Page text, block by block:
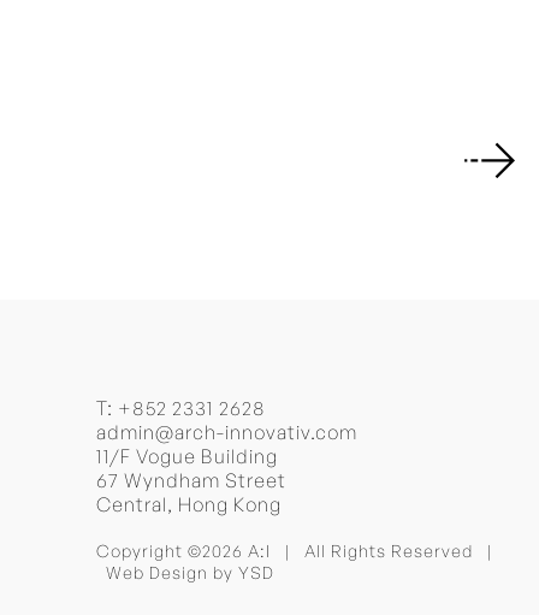
T: +852 2331 2628
admin@arch-innovativ.com
11/F Vogue Building
67 Wyndham Street
Central, Hong Kong
Copyright ©2026 A:I | All Rights Reserved |
Web Design by YSD